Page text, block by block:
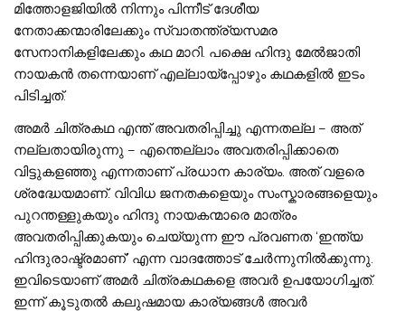
മിത്തോളജിയിൽ നിന്നും പിന്നീട് ദേശീയ
നേതാക്കന്മാരിലേക്കും സ്വാതന്ത്ര്യസമര
സേനാനികളിലേക്കും കഥ മാറി. പക്ഷെ ഹിന്ദു മേൽജാതി
നായകൻ തന്നെയാണ് എല്ലായ്‌പ്പോഴും കഥകളിൽ ഇടം
പിടിച്ചത്.
അമർ ചിത്രകഥ എന്ത് അവതരിപ്പിച്ചു എന്നതല്ല – അത്
നല്ലതായിരുന്നു – എന്തെല്ലാം അവതരിപ്പിക്കാതെ
വിട്ടുകളഞ്ഞു എന്നതാണ് പ്രധാന കാര്യം. അത് വളരെ
ശ്രദ്ധേയമാണ്. വിവിധ ജനതകളെയും സംസ്കാരങ്ങളെയും
പുറന്തള്ളുകയും ഹിന്ദു നായകന്മാരെ മാത്രം
അവതരിപ്പിക്കുകയും ചെയ്യുന്ന ഈ പ്രവണത ‘ഇന്ത്യ
ഹിന്ദുരാഷ്ട്രമാണ്’ എന്ന വാദത്തോട് ചേർന്നുനിൽക്കുന്നു.
ഇവിടെയാണ് അമർ ചിത്രകഥകളെ അവർ ഉപയോഗിച്ചത്.
ഇന്ന് കൂടുതൽ കലുഷമായ കാര്യങ്ങൾ അവർ